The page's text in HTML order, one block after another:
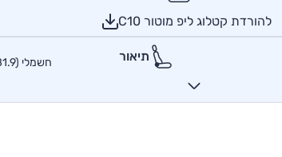
להורדת קטלוג ליפ מוטור C10
תיאור
חשמלי (81.9 קוט"ש), Performance ,4x4